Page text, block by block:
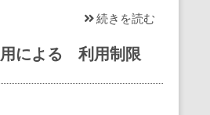
続きを読む
による 利用制限